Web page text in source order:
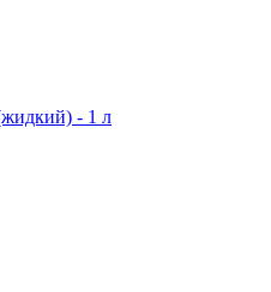
- 1 л